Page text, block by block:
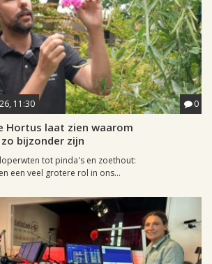
11:30 0
Hortus laat zien waarom
bijzonder zijn
tot pinda's en zoethout:
een veel grotere rol in ons...